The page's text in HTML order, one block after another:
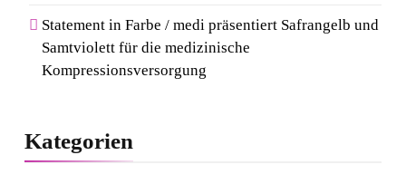
Statement in Farbe / medi präsentiert Safrangelb und
Samtviolett für die medizinische
Kompressionsversorgung
Kategorien